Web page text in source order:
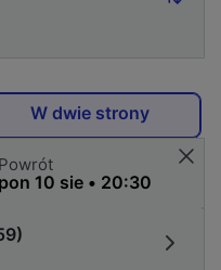
W dwie strony
Powrót